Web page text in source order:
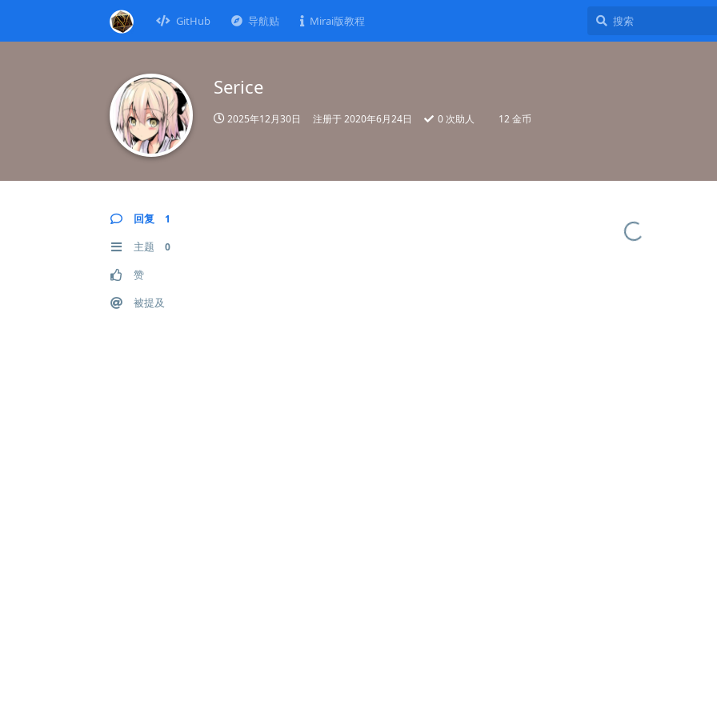
GitHub 导航贴 Mirai版教程
Serice
2025年12月30日 注册于2020年6月24日 0 次助人 12 金币
回复 1
主题 0
赞
被提及